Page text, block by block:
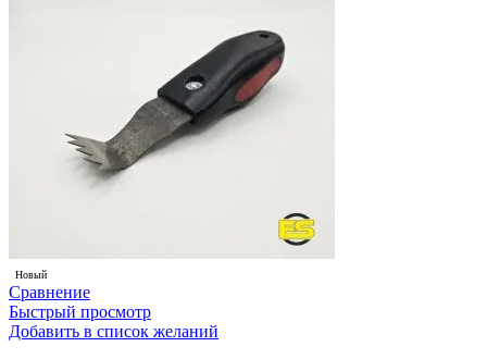
Новый
Сравнение
Быстрый просмотр
Добавить в список желаний